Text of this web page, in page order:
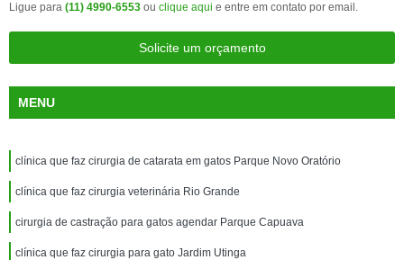
Ligue para (11) 4990-6553 ou clique aqui e entre em contato por email.
Solicite um orçamento
MENU
clínica que faz cirurgia de catarata em gatos Parque Novo Oratório
clínica que faz cirurgia veterinária Rio Grande
cirurgia de castração para gatos agendar Parque Capuava
clínica que faz cirurgia para gato Jardim Utinga